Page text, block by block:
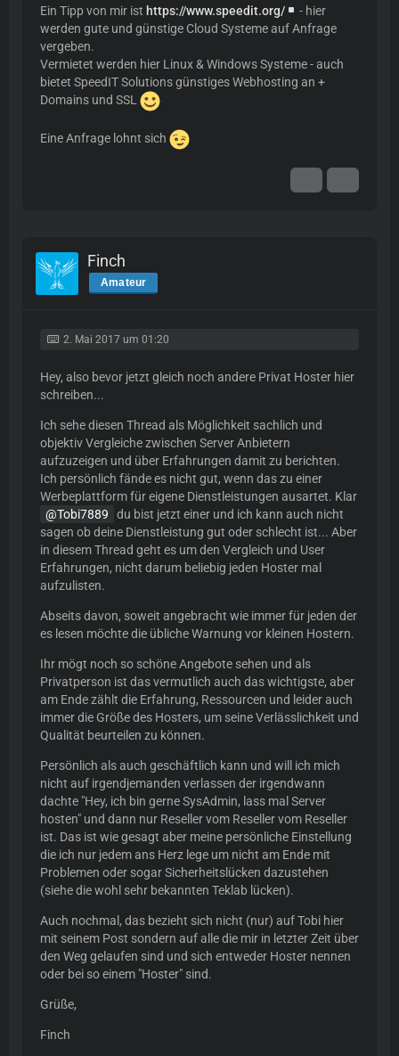
Ein Tipp von mir ist https://www.speedit.org/
- hier
werden gute und günstige Cloud Systeme auf Anfrage
vergeben.
Vermietet werden hier Linux & Windows Systeme - auch
bietet SpeedIT Solutions günstiges Webhosting an +
Domains und SSL
Eine Anfrage lohnt sich
Finch
Amateur
2. Mai 2017 um 01:20
Hey, also bevor jetzt gleich noch andere Privat Hoster hier
schreiben...
Ich sehe diesen Thread als Möglichkeit sachlich und
objektiv Vergleiche zwischen Server Anbietern
aufzuzeigen und über Erfahrungen damit zu berichten.
Ich persönlich fände es nicht gut, wenn das zu einer
Werbeplattform für eigene Dienstleistungen ausartet. Klar
Tobi7889
du bist jetzt einer und ich kann auch nicht
sagen ob deine Dienstleistung gut oder schlecht ist... Aber
in diesem Thread geht es um den Vergleich und User
Erfahrungen, nicht darum beliebig jeden Hoster mal
aufzulisten.
Abseits davon, soweit angebracht wie immer für jeden der
es lesen möchte die übliche Warnung vor kleinen Hostern.
Ihr mögt noch so schöne Angebote sehen und als
Privatperson ist das vermutlich auch das wichtigste, aber
am Ende zählt die Erfahrung, Ressourcen und leider auch
immer die Größe des Hosters, um seine Verlässlichkeit und
Qualität beurteilen zu können.
Persönlich als auch geschäftlich kann und will ich mich
nicht auf irgendjemanden verlassen der irgendwann
dachte "Hey, ich bin gerne SysAdmin, lass mal Server
hosten" und dann nur Reseller vom Reseller vom Reseller
ist. Das ist wie gesagt aber meine persönliche Einstellung
die ich nur jedem ans Herz lege um nicht am Ende mit
Problemen oder sogar Sicherheitslücken dazustehen
(siehe die wohl sehr bekannten Teklab lücken).
Auch nochmal, das bezieht sich nicht (nur) auf Tobi hier
mit seinem Post sondern auf alle die mir in letzter Zeit über
den Weg gelaufen sind und sich entweder Hoster nennen
oder bei so einem "Hoster" sind.
Grüße,
Finch